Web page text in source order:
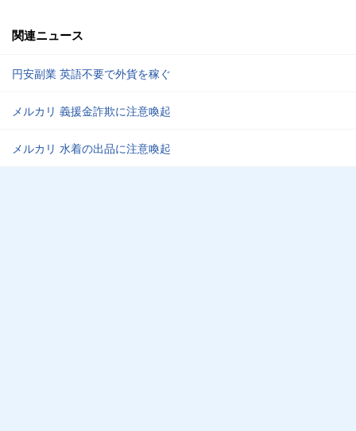
関連ニュース
円安副業 英語不要で外貨を稼ぐ
メルカリ 義援金詐欺に注意喚起
メルカリ 水着の出品に注意喚起